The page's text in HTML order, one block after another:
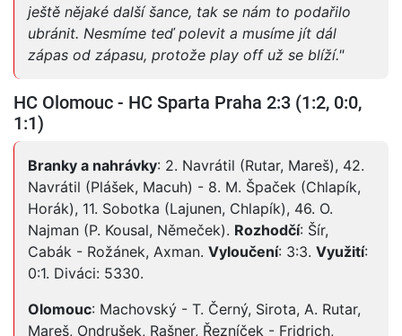
ještě nějaké další šance, tak se nám to podařilo
ubránit. Nesmíme teď polevit a musíme jít dál
zápas od zápasu, protože play off už se blíží."
HC Olomouc - HC Sparta Praha 2:3 (1:2, 0:0,
1:1)
Branky a nahrávky: 2. Navrátil (Rutar, Mareš), 42.
Navrátil (Plášek, Macuh) - 8. M. Špaček (Chlapík,
Horák), 11. Sobotka (Lajunen, Chlapík), 46. O.
Najman (P. Kousal, Němeček). Rozhodčí: Šír,
Cabák - Rožánek, Axman. Vyloučení: 3:3. Využití:
0:1. Diváci: 5330.
Olomouc: Machovský - T. Černý, Sirota, A. Rutar,
Mareš, Ondrušek, Rašner, Řezníček - Fridrich,